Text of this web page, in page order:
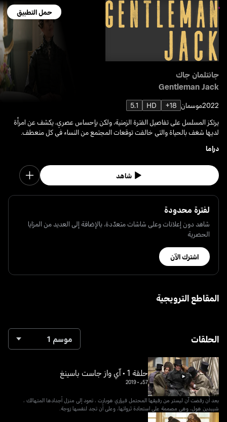
حمل التطبيق
جانتلمان جاك
Gentleman Jack
2022موسمان 18+
HD
5.1
يرتكز المسلسل على تفاصيل الفترة الزمنية، ولكن بإحساس عصري، يكشف عن امرأة
لديها شغف بالحياة والتي خالفت توقعات المجتمع من النساء في كل منعطف.
دراما
شاهد
لفترة محدودة
شاهد دون إعلانات وعلى شاشات متعدّدة، بالإضافة إلى العديد من المزايا
الحصرية
اشترك الآن
المقاطع الترويجية
الحلقات موسم 1
حلقة 1 • آي واز جاست باسينغ
57د •
2019
بعد أن رفضت آن ليستر من رفيقها المحتمل فيراري هوبارت ، تعود إلى منزل أجدادها المتهالك ،
شيبدين هول، وهي مصممة على استعادة ثرواتها، وعلى أن تجد لنفسها زوجة.